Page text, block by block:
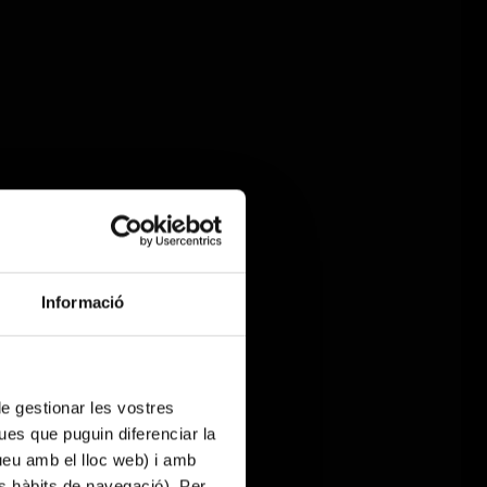
Informació
gestionar les vostres
que puguin diferenciar la
amb el lloc web) i amb